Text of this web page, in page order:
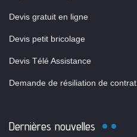
Devis gratuit en ligne
Devis petit bricolage
Devis Télé Assistance
Demande de résiliation de contrat
Dernières nouvelles